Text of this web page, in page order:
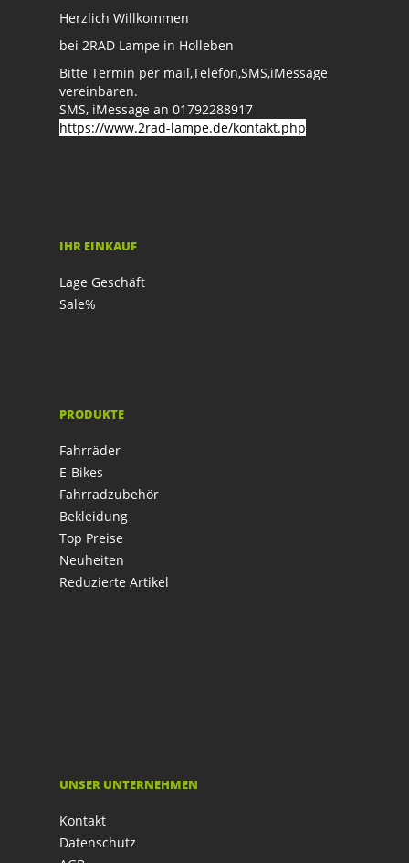
Herzlich Willkommen
bei 2RAD Lampe in Holleben
Bitte Termin per mail,Telefon,SMS,iMessage
vereinbaren.
SMS, iMessage an 01792288917
https://www.2rad-lampe.de/kontakt.php
IHR EINKAUF
Lage Geschäft
Sale%
PRODUKTE
Fahrräder
E-Bikes
Fahrradzubehör
Bekleidung
Top Preise
Neuheiten
Reduzierte Artikel
UNSER UNTERNEHMEN
Kontakt
Datenschutz